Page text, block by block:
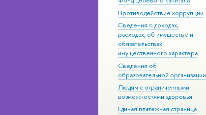
Противодействие коррупции
Сведения о доходах,
расходах, об имуществе и
обязательствах
имущественного характера
Сведения об
образовательной организации
Людям с ограниченными
возможностями здоровья
Единая платежная страница